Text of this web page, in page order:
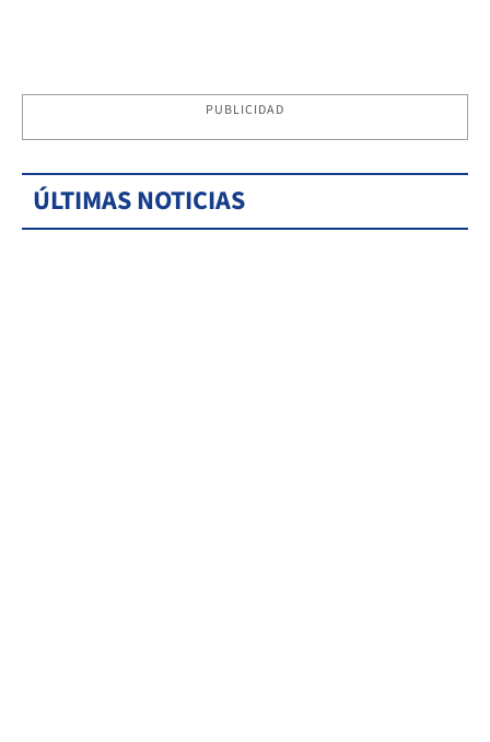
PUBLICIDAD
ÚLTIMAS NOTICIAS